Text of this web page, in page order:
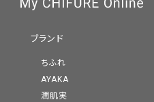
ブランド
ちふれ
AYAKA
潤肌実